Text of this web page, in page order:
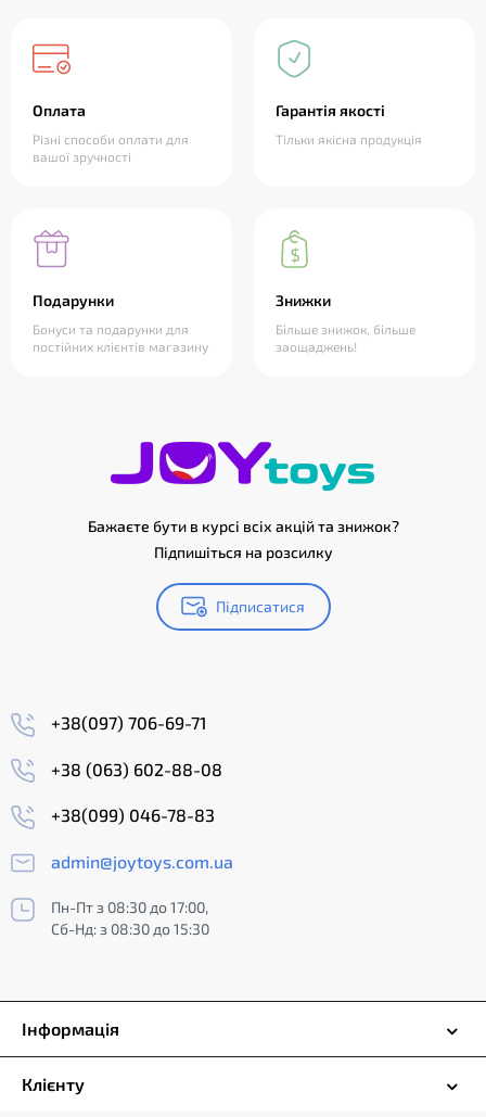
Оплата
Різні способи оплати для
вашої зручності
Гарантія якості
Тільки якісна продукція
Подарунки
Бонуси та подарунки для
постійних клієнтів магазину
Знижки
Більше знижок, більше
заощаджень!
Бажаєте бути в курсі всіх акцій та знижок?
Підпишіться на розсилку
Підписатися
+38(097) 706-69-71
+38 (063) 602-88-08
+38(099) 046-78-83
admin@joytoys.com.ua
Пн-Пт з 08:30 до 17:00,
Сб-Нд: з 08:30 до 15:30
Інформація
Клієнту